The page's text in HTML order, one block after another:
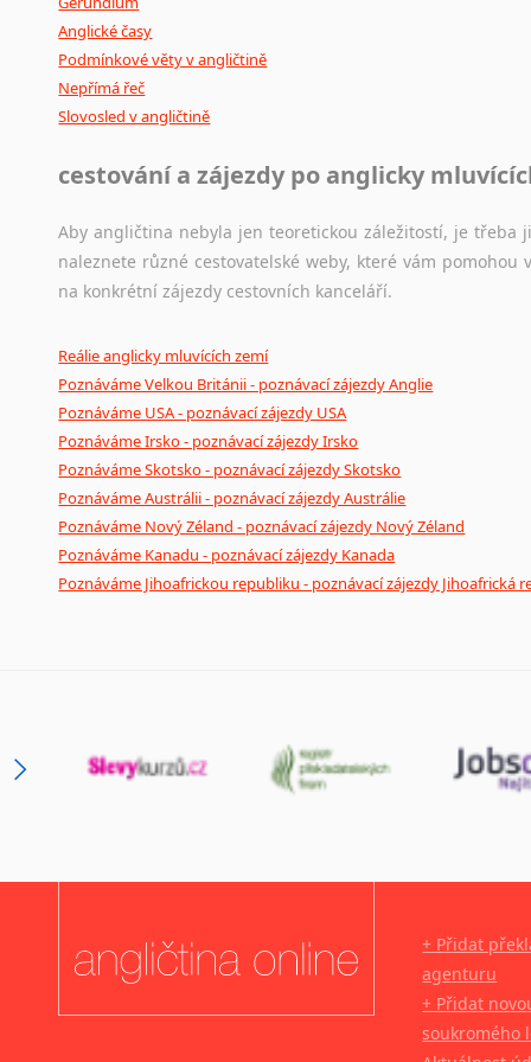
Anglické časy
Podmínkové věty v angličtině
Nepřímá řeč
Slovosled v angličtině
cestování a zájezdy po anglicky
Aby angličtina nebyla jen teoretickou záležitostí, je
naleznete různé cestovatelské weby, které vám
na konkrétní zájezdy cestovních kanceláří.
Reálie anglicky mluvících zemí
Poznáváme Velkou Británii - poznávací zájezdy Anglie
Poznáváme USA - poznávací zájezdy USA
Poznáváme Irsko - poznávací zájezdy Irsko
Poznáváme Skotsko - poznávací zájezdy Skotsko
Poznáváme Austrálii - poznávací zájezdy Austrálie
Poznáváme Nový Zéland - poznávací zájezdy Nový Zéland
Poznáváme Kanadu - poznávací zájezdy Kanada
Poznáváme Jihoafrickou republiku - poznávací zájezdy Jihoafrická
+ Přidat
agenturu
+ Přidat
soukromého